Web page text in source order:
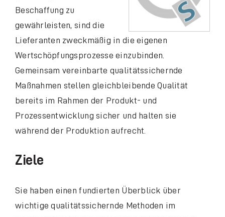
Transfer des Gelernten in die Praxis
Beschaffung zu
gewährleisten, sind die
Lieferanten zweckmäßig in die eigenen
Wertschöpfungsprozesse einzubinden.
Gemeinsam vereinbarte qualitätssichernde
Maßnahmen stellen gleichbleibende Qualität
bereits im Rahmen der Produkt- und
Prozessentwicklung sicher und halten sie
während der Produktion aufrecht.
Ziele
Sie haben einen fundierten Überblick über
wichtige qualitätssichernde Methoden im